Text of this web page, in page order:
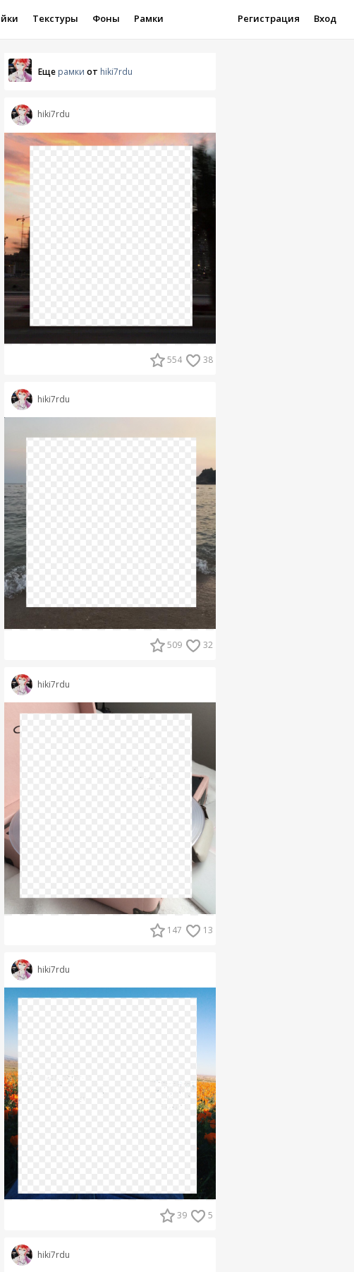
Текстуры Фоны Рамки Регистрация Вход
Еще рамки от hiki7rdu
hiki7rdu
554 38
hiki7rdu
509 32
hiki7rdu
147 13
hiki7rdu
39 5
hiki7rdu